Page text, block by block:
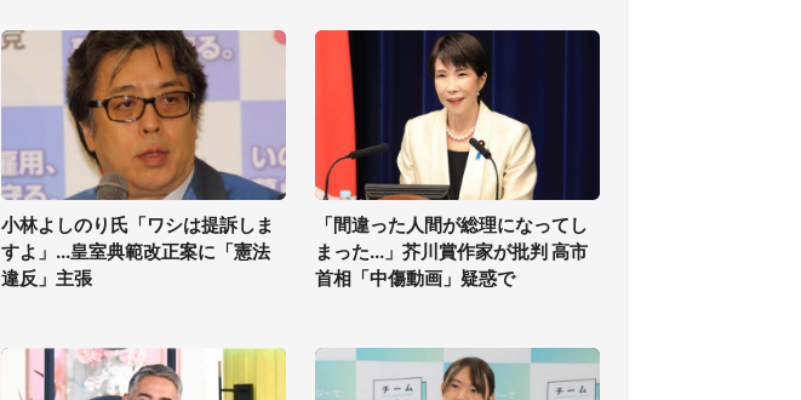
小林よしのり氏「ワシは提訴しま
すよ」...皇室典範改正案に「憲法
違反」主張
「間違った人間が総理になってし
まった...」芥川賞作家が批判 高市
首相「中傷動画」疑惑で